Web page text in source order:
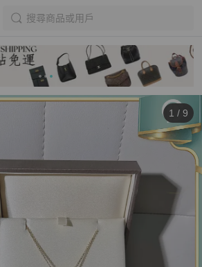
搜尋商品或用戶
1 / 9